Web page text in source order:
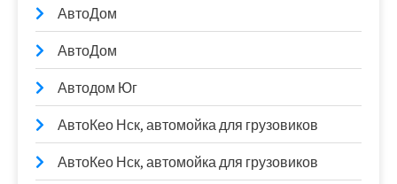
АвтоДом
АвтоДом
Автодом Юг
АвтоКео Нск, автомойка для грузовиков
АвтоКео Нск, автомойка для грузовиков